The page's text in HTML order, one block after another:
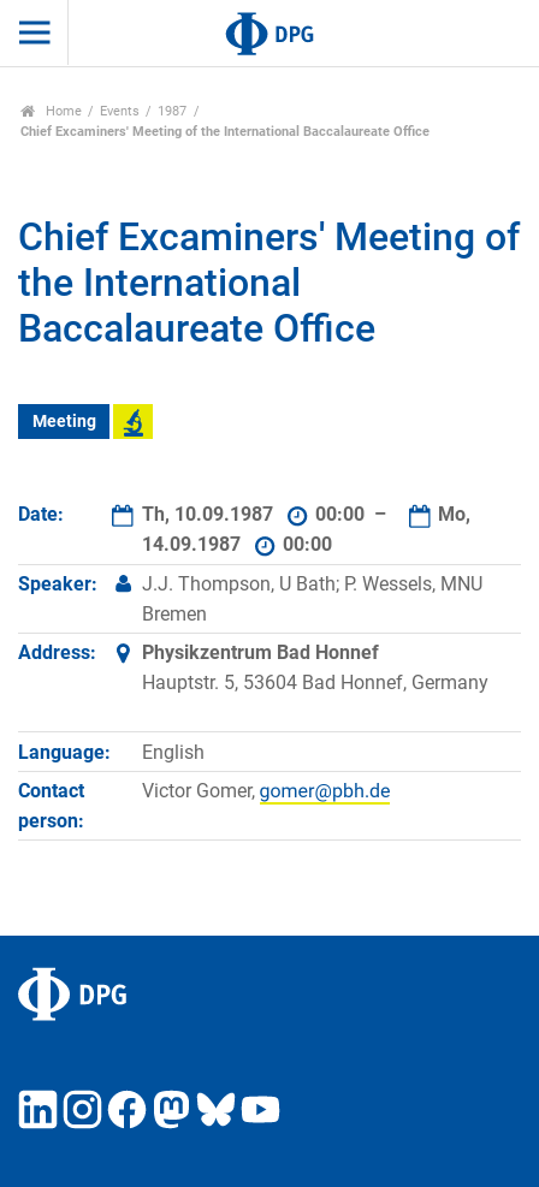
Home Events
1987
Chief Excaminers' Meeting of the International Baccalaureate Office
Chief Excaminers' Meeting of
the International
Baccalaureate Office
Meeting
Date: Th, 10.09.1987 00:00 –
Mo,
14.09.1987
00:00
Speaker:
J.J. Thompson, U Bath; P. Wessels, MNU
Bremen
Address:
Physikzentrum Bad Honnef
Hauptstr. 5, 53604 Bad Honnef, Germany
Language:
English
Contact
person:
Victor Gomer,